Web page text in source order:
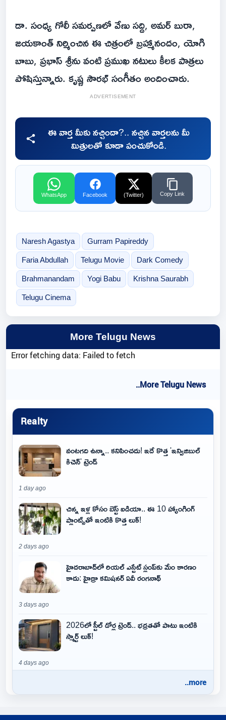
డా. సంధ్య గోలీ సమర్పణలో వేణు సద్ది, అమర్ బురా,
జయకాంత్ నిర్మించిన ఈ చిత్రంలో బ్రహ్మానందం, యోగి
బాబు, ప్రభాస్ శ్రీను వంటి ప్రముఖ నటులు కీలక పాత్రలు
పోషిస్తున్నారు. కృష్ణ సౌరభ్ సంగీతం అందించారు.
ADVERTISEMENT
ఈ వార్త మీకు నచ్చిందా?.. నచ్చిన వార్తలను మీ
మిత్రులతో కూడా పంచుకోండి.
WhatsApp Facebook (Twitter) Copy Link
Naresh Agastya Gurram Papireddy
Faria Abdullah Telugu Movie Dark Comedy
Brahmanandam Yogi Babu Krishna Saurabh
Telugu Cinema
More Telugu News
Error fetching data: Failed to fetch
..More Telugu News
Realty
వంటగది ఉన్నా.. కనిపించదు! ఇదే కొత్త 'ఇన్విజిబుల్
కిచెన్' ట్రెండ్
1 day ago
చిన్న ఇళ్ల కోసం బెస్ట్ ఐడియా.. ఈ 10 హ్యాంగింగ్
ప్లాంట్స్‌తో ఇంటికి కొత్త లుక్!
2 days ago
హైదరాబాద్‌లో రియల్ ఎస్టేట్ స్లంప్‌కు మేం కారణం
కాదు: హైడ్రా కమిషనర్ ఏవీ రంగనాథ్
3 days ago
2026లో స్టీల్ డోర్ల ట్రెండ్.. భద్రతతో పాటు ఇంటికి
స్మార్ట్ లుక్!
4 days ago
..more